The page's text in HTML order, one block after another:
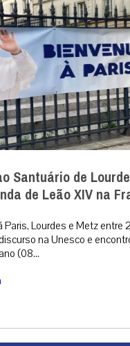
Santuário de
de Leão XIV na
Lourdes e Metz entre
na Unesco e
(08...